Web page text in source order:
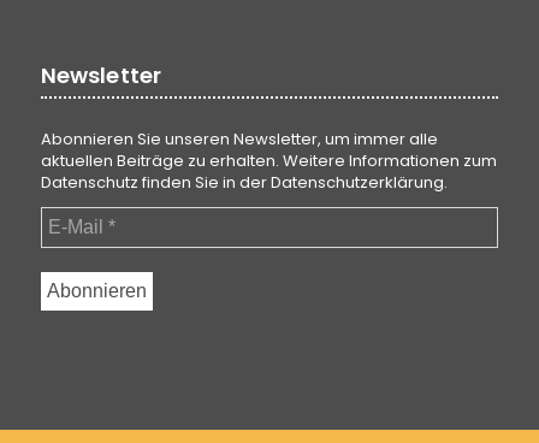
Newsletter
Abonnieren Sie unseren Newsletter, um immer alle
aktuellen Beiträge zu erhalten. Weitere Informationen zum
Datenschutz finden Sie in derDatenschutzerklärung.